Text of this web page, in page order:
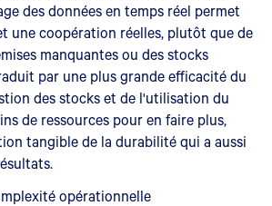
des données en temps réel permet
une coopération réelles, plutôt que de
manquantes ou des stocks
par une plus grande efficacité du
des stocks et de l'utilisation du
de ressources pour en faire plus,
tangible de la durabilité qui a aussi
opérationnelle